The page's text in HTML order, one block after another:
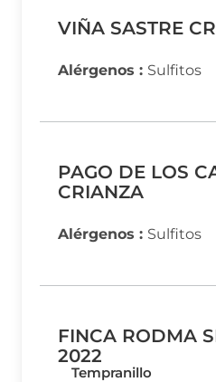
VIÑA SASTRE
Alérgenos : Sulfitos
PAGO DE LOS
CRIANZA
Alérgenos : Sulfitos
FINCA RODMA
2022
Tempranillo